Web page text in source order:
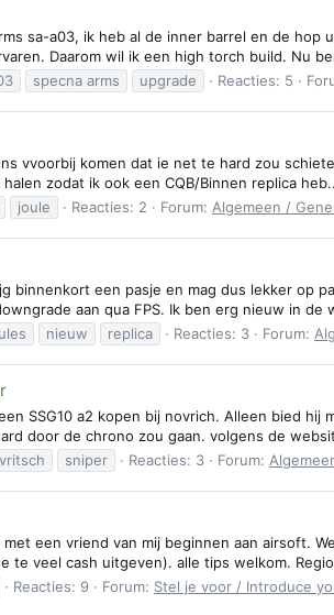
sa-a03, ik heb al de inner barrel en de hop
Daarom wil ik een high torch build. Nu
specna arms upgrade Reacties: 5
vvoorbij komen dat ie net te hard zou
zodat ik ook een CQB/Binnen replica
joule Reacties: 2 Forum: Algemeen /
binnenkort een pasje en mag dus lekker op
aan qua FPS. Ik ben erg nieuw in de
nieuw replica Reacties: 3 Forum:
SSG10 a2 kopen bij novrich. Alleen bied
door de chrono zou gaan. volgens de
sniper Reacties: 3 Forum:
een vriend van mij beginnen aan airsoft.
veel cash uitgeven). alle tips welkom.
Reacties: 9 Forum: Stel je voor / Introduce